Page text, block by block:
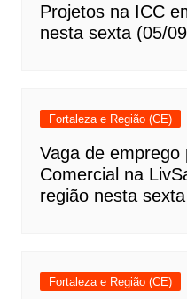
Projetos na ICC
nesta sexta (05/
Fortaleza e Região (CE)
Vaga de emprego
Comercial na
região nesta
Fortaleza e Região (CE)